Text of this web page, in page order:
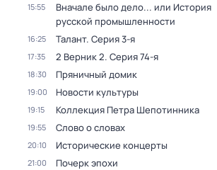
15:55
Вначале было дело... или История
русской промышленности
16:25 Талант. Серия 3-я
17:35 2 Верник 2. Серия 74-я
18:30 Пряничный домик
19:00 Новости культуры
19:15 Коллекция Петра Шепотинника
19:55 Слово о словах
20:10 Исторические концерты
21:00 Почерк эпохи